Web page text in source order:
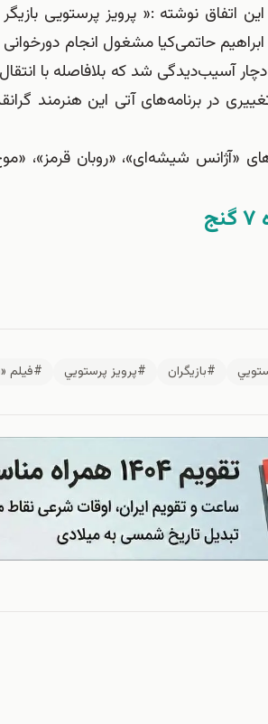
این اتفاق نوشته :« پرویز پرستویی
ابراهیم حاتمی‌کیا مشغول انجام
آسیب‌دیدگی شد که بلافاصله با
در برنامه‌های آتی این هنرمند
«آژانس شیشه‌ای»، «روبان قرمز»،
#بازيگران #پرويز پرستويي #فیلم